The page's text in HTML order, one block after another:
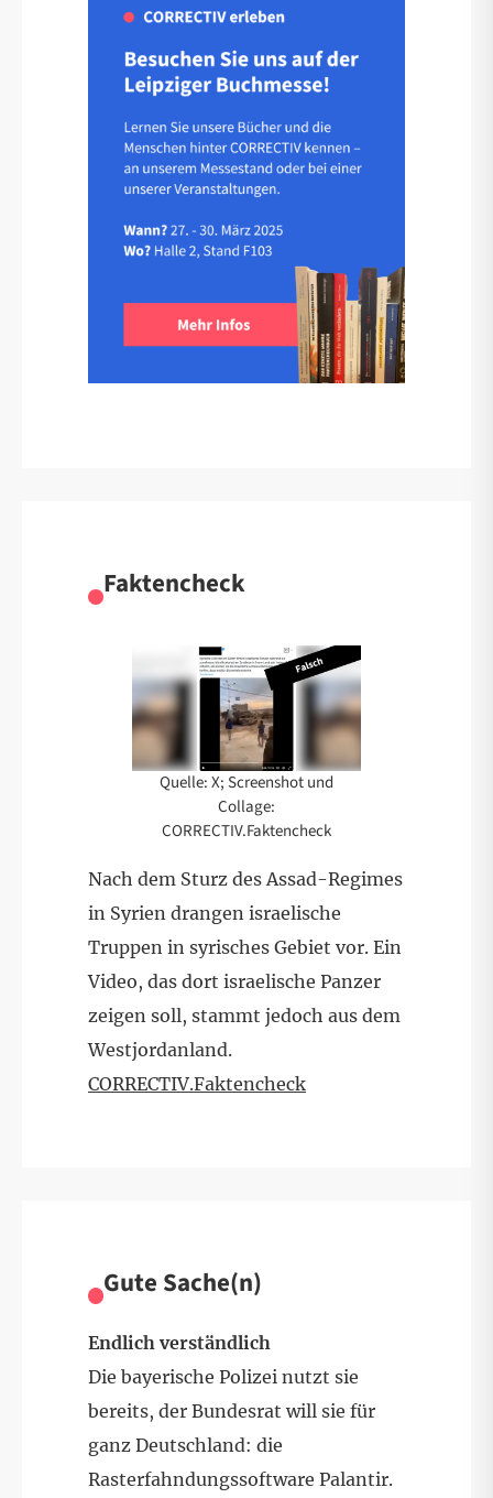
Faktencheck
Quelle: X; Screenshot und
Collage:
CORRECTIV.Faktencheck
Nach dem Sturz des Assad-Regimes
in Syrien drangen israelische
Truppen in syrisches Gebiet vor. Ein
Video, das dort israelische Panzer
zeigen soll, stammt jedoch aus dem
Westjordanland.
CORRECTIV.Faktencheck
Gute Sache(n)
Endlich verständlich
Die bayerische Polizei nutzt sie
bereits, der Bundesrat will sie für
ganz Deutschland: die
Rasterfahndungssoftware Palantir.